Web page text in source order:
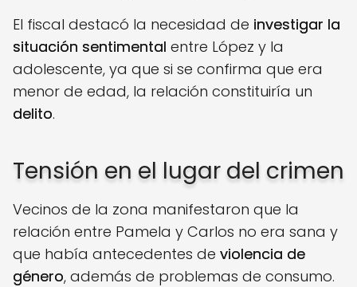
El fiscal destacó la necesidad de investigar la
situación sentimental entre López y la
adolescente, ya que si se confirma que era
menor de edad, la relación constituiría un
delito.
Tensión en el lugar del crimen
Vecinos de la zona manifestaron que la
relación entre Pamela y Carlos no era sana y
que había antecedentes de violencia de
género, además de problemas de consumo.